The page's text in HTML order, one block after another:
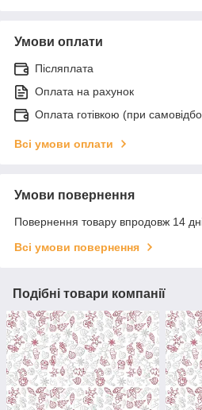
Умови оплати
Післяплата
Оплата на рахунок
Оплата готівкою (при
Всі умови оплати
Умови повернення
Повернення товару впродовж 14
Всі умови повернення
Подібні товари компанії